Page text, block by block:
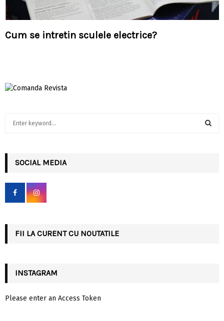
Cum se intretin sculele electrice?
h
f
r
SOCIAL MEDIA
FII LA CURENT CU NOUTATILE
INSTAGRAM
Please enter an Access Token